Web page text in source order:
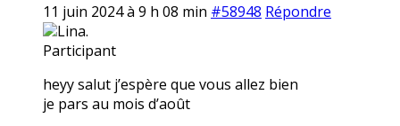
11 juin 2024 à 9 h 08 min #58948 Répondre
Lina.
Participant
heyy salut j’espère que vous allez bien
je pars au mois d’août